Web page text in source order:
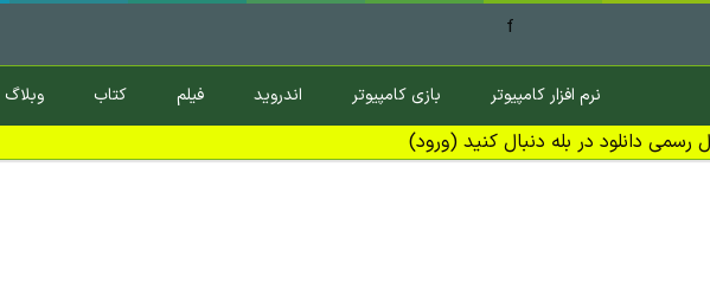
f
نرم افزار کامپیوتر بازی کامپیوتر اندروید فیلم کتاب وبلاگ
دانلود در بله دنبال کنید (ورود)